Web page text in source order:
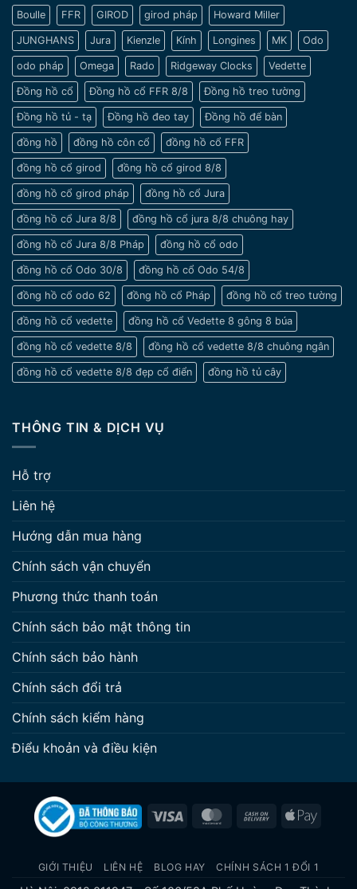
tế
và
sang
trọng
chọn
đồng
hồ
cho
nam
cổ
tay
nhỏ
Boulle FFR GIROD girod pháp Howard Miller
JUNGHANS Jura Kienzle Kính Longines MK Odo
odo pháp Omega Rado Ridgeway Clocks Vedette
Đồng hồ cổ Đồng hồ cổ FFR 8/8 Đồng hồ treo tường
Đồng hồ tủ - tạ Đồng hồ đeo tay Đồng hồ để bàn
đồng hồ đồng hồ côn cổ đồng hồ cổ FFR
đồng hồ cổ girod đồng hồ cổ girod 8/8
đồng hồ cổ girod pháp đồng hồ cổ Jura
đồng hồ cổ Jura 8/8 đồng hồ cổ jura 8/8 chuông hay
đồng hồ cổ Jura 8/8 Pháp đồng hồ cổ odo
đồng hồ cổ Odo 30/8 đồng hồ cổ Odo 54/8
đồng hồ cổ odo 62 đồng hồ cổ Pháp đồng hồ cổ treo tường
đồng hồ cổ vedette đồng hồ cổ Vedette 8 gông 8 búa
đồng hồ cổ vedette 8/8 đồng hồ cổ vedette 8/8 chuông ngân
đồng hồ cổ vedette 8/8 đẹp cổ điển đồng hồ tủ cây
THÔNG TIN & DỊCH VỤ
Hỗ trợ
Liên hệ
Hướng dẫn mua hàng
Chính sách vận chuyển
Phương thức thanh toán
Chính sách bảo mật thông tin
Chính sách bảo hành
Chính sách đổi trả
Chính sách kiểm hàng
Điểu khoản và điều kiện
Visa MasterCardCash
Apple
GIỚI THIỆU LIÊN HỆ BLOG HAY CHÍNH SÁCH 1 ĐỔI 1